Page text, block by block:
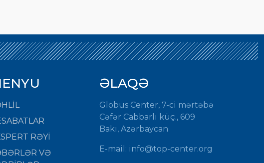
RƏYİ
VƏ
ƏLAQƏ
Globus Center, 7-ci mərtəbə
Cəfər Cabbarlı küç., 609
Bakı, Azərbaycan
E-mail: info@top-center.org